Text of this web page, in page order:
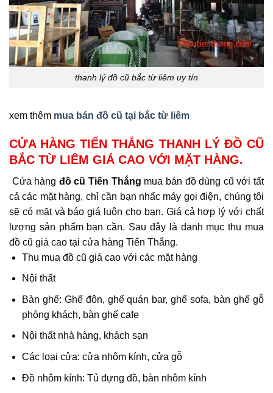
thanh lý đồ cũ bắc từ liêm uy tín
xem thêm mua bán đồ cũ tại bắc từ liêm
CỬA HÀNG TIẾN THẮNG THANH LÝ ĐỒ CŨ
BẮC TỪ LIÊM GIÁ CAO VỚI MẶT HÀNG.
Cửa hàng đồ cũ Tiến Thắng mua bán đồ dùng cũ với tất
cả các mặt hàng, chỉ cần bạn nhấc máy gọi điện, chúng tôi
sẽ có mặt và báo giá luôn cho bạn. Giá cả hợp lý với chất
lượng sản phẩm bạn cần. Sau đây là danh mục thu mua
đồ cũ giá cao tại cửa hàng Tiến Thắng.
Thu mua đồ cũ giá cao với các mặt hàng
Nội thất
​Bàn ghế: Ghế đôn, ghế quán bar, ghế sofa, bàn ghế gỗ
phòng khách, bàn ghế cafe
Nội thất nhà hàng, khách sạn
Các loại cửa: cửa nhôm kính, cửa gỗ
Đồ nhôm kính: Tủ đựng đồ, bàn nhôm kính